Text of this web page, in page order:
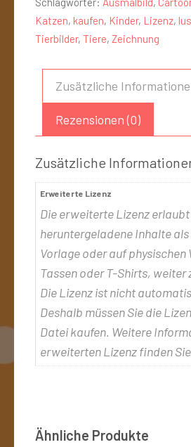
Katzen, kaufen, Kinder, Lizenz,
Tierbilder, Tiere, Zeichnung
Zusätzliche
Rezensionen (0)
Zusätzliche
Erweiterte Lizenz
Die erweiterte Lizenz
heruntergeladene Inhalte als
Vorlage oder auf physischen
Tassen oder T-Shirts, weiter
Die Lizenz ist nicht
Deshalb müssen Sie die
Datei kaufen. Weitere
erweiterten Lizenz finden Sie
Ähnliche Produkte